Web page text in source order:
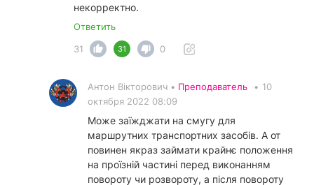
некорректно.
Ответить
31
31 0
Антон Вікторович • Преподаватель • 10
октября 2022 08:09
Може заїжджати на смугу для
маршрутних транспортних засобів. А от
повинен якраз займати крайнє положення
на проїзній частині перед виконанням
повороту чи розвороту, а після повороту